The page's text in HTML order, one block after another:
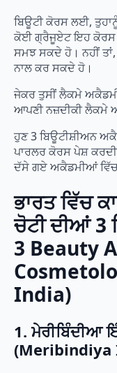
ਬਿਊਟੀ ਕੋਰਸ ਲਈ,
ਕੋਈ ਗ੍ਰੈਜੂਏਟ ਇਹ ਕੋਰਸ
ਸਮਝ ਸਕਦੇ ਹੋ। ਨਹੀਂ
ਨਾਲ ਕਰ ਸਕਦੇ ਹੋ।
ਜੇਕਰ ਤੁਸੀਂ ਲੈਕਮੇ
ਆਪਣੀ ਨਜ਼ਦੀਕੀ ਲੈਕਮੇ
ਹੁਣ 3 ਬਿਊਟੀਸ਼ੀਅਨ
ਪਾਰਲਰ ਕੋਰਸ ਪੇਸ਼
ਦੱਸੇ ਗਏ ਅਕੈਡਮੀਆਂ
ਭਾਰਤ ਵਿੱਚ
ਚੋਟੀ ਦੀਆਂ 3
3 Beauty
India)
1. ਮੇਰੀਬਿੰਦੀਆ
(Meribindiya